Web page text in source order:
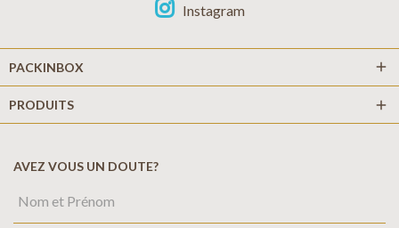
Instagram
PACKINBOX add
PRODUITS add
AVEZ VOUS UN DOUTE?